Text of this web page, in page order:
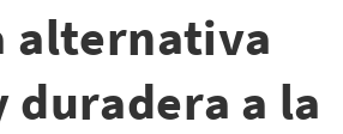
alternativa
duradera a la